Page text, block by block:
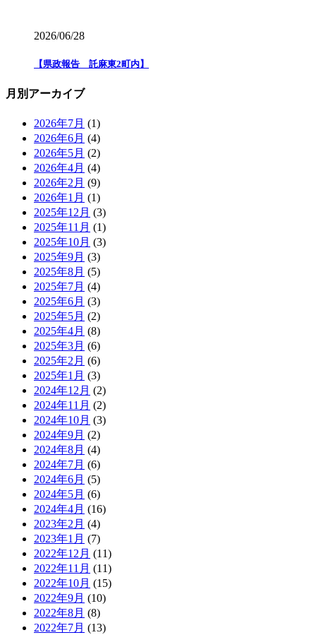
2026/06/28
【県政報告 託麻東2町内】
月別アーカイブ
2026年7月 (1)
2026年6月 (4)
2026年5月 (2)
2026年4月 (4)
2026年2月 (9)
2026年1月 (1)
2025年12月 (3)
2025年11月 (1)
2025年10月 (3)
2025年9月 (3)
2025年8月 (5)
2025年7月 (4)
2025年6月 (3)
2025年5月 (2)
2025年4月 (8)
2025年3月 (6)
2025年2月 (6)
2025年1月 (3)
2024年12月 (2)
2024年11月 (2)
2024年10月 (3)
2024年9月 (2)
2024年8月 (4)
2024年7月 (6)
2024年6月 (5)
2024年5月 (6)
2024年4月 (16)
2023年2月 (4)
2023年1月 (7)
2022年12月 (11)
2022年11月 (11)
2022年10月 (15)
2022年9月 (10)
2022年8月 (8)
2022年7月 (13)